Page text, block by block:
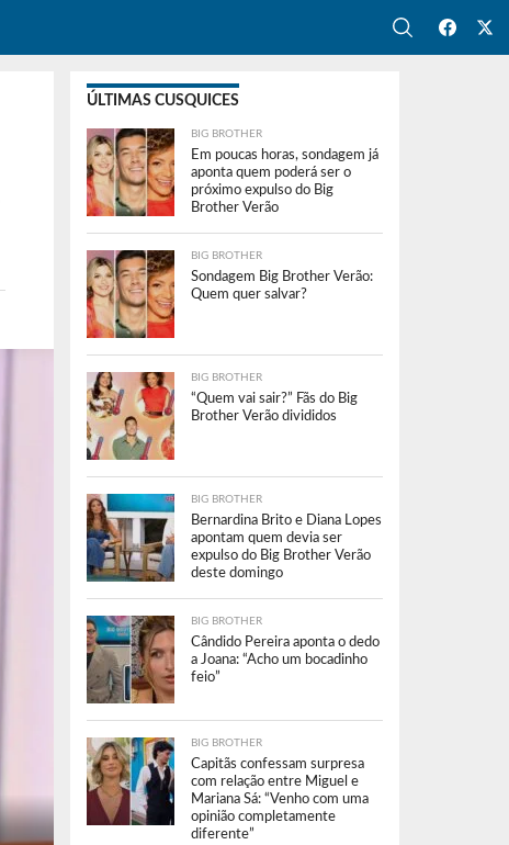
ÚLTIMAS CUSQUICES
BIG BROTHER
Em poucas horas, sondagem já
aponta quem poderá ser o
próximo expulso do Big
Brother Verão
BIG BROTHER
Sondagem Big Brother Verão:
Quem quer salvar?
BIG BROTHER
“Quem vai sair?” Fãs do Big
Brother Verão divididos
BIG BROTHER
Bernardina Brito e Diana Lopes
apontam quem devia ser
expulso do Big Brother Verão
deste domingo
BIG BROTHER
Cândido Pereira aponta o dedo
a Joana: “Acho um bocadinho
feio”
BIG BROTHER
Capitãs confessam surpresa
com relação entre Miguel e
Mariana Sá: “Venho com uma
opinião completamente
diferente”